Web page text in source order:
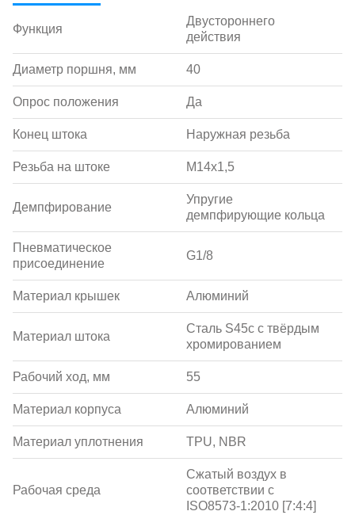
Функция
Двустороннего
действия
Диаметр поршня, мм 40
Опрос положения Да
Конец штока Наружная резьба
Резьба на штоке M14x1,5
Демпфирование
Упругие
демпфирующие кольца
Пневматическое
присоединение
G1/8
Материал крышек Алюминий
Материал штока
Сталь S45c с твёрдым
хромированием
Рабочий ход, мм 55
Материал корпуса Алюминий
Материал уплотнения TPU, NBR
Рабочая среда
Сжатый воздух в
соответствии с
ISO8573-1:2010 [7:4:4]